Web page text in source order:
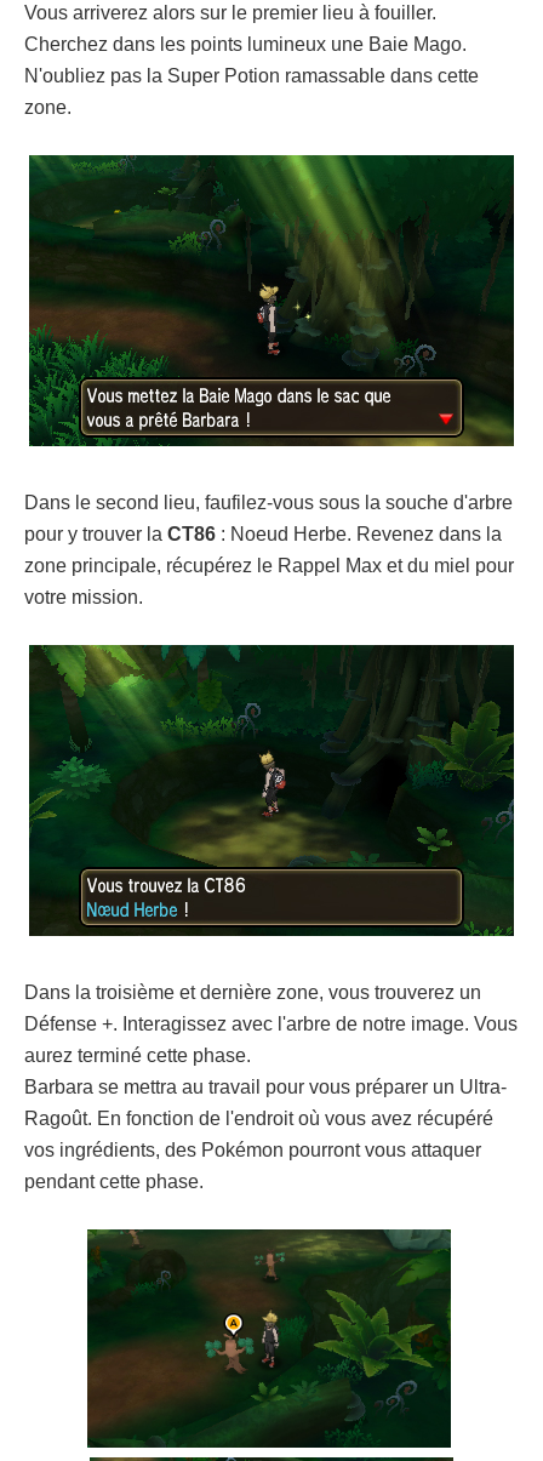
Vous arriverez alors sur le premier lieu à fouiller.
Cherchez dans les points lumineux une Baie Mago.
N'oubliez pas la Super Potion ramassable dans cette
zone.
Dans le second lieu, faufilez-vous sous la souche d'arbre
pour y trouver la CT86 : Noeud Herbe. Revenez dans la
zone principale, récupérez le Rappel Max et du miel pour
votre mission.
Dans la troisième et dernière zone, vous trouverez un
Défense +. Interagissez avec l'arbre de notre image. Vous
aurez terminé cette phase.
Barbara se mettra au travail pour vous préparer un Ultra-
Ragoût. En fonction de l'endroit où vous avez récupéré
vos ingrédients, des Pokémon pourront vous attaquer
pendant cette phase.